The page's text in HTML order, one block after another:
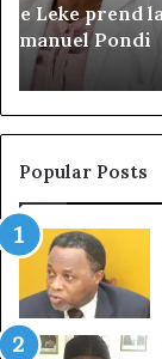
le
choix
de
la
croissance
sous
il y a 4 jours
Gaëtan
choix de la
Popular Posts